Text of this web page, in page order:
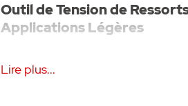
Outil de Tension de
Applications Légères
Le Surewinder de DOCO est
Lire plus...